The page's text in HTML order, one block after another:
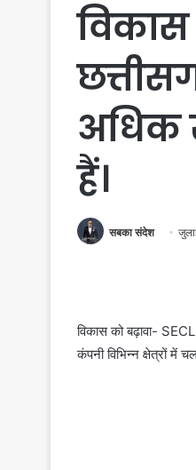
विकास
अधिक
हैं।
सबका संदेश
विकास को बढ़ावा-
कंपनी विभिन्न क्षेत्रों में